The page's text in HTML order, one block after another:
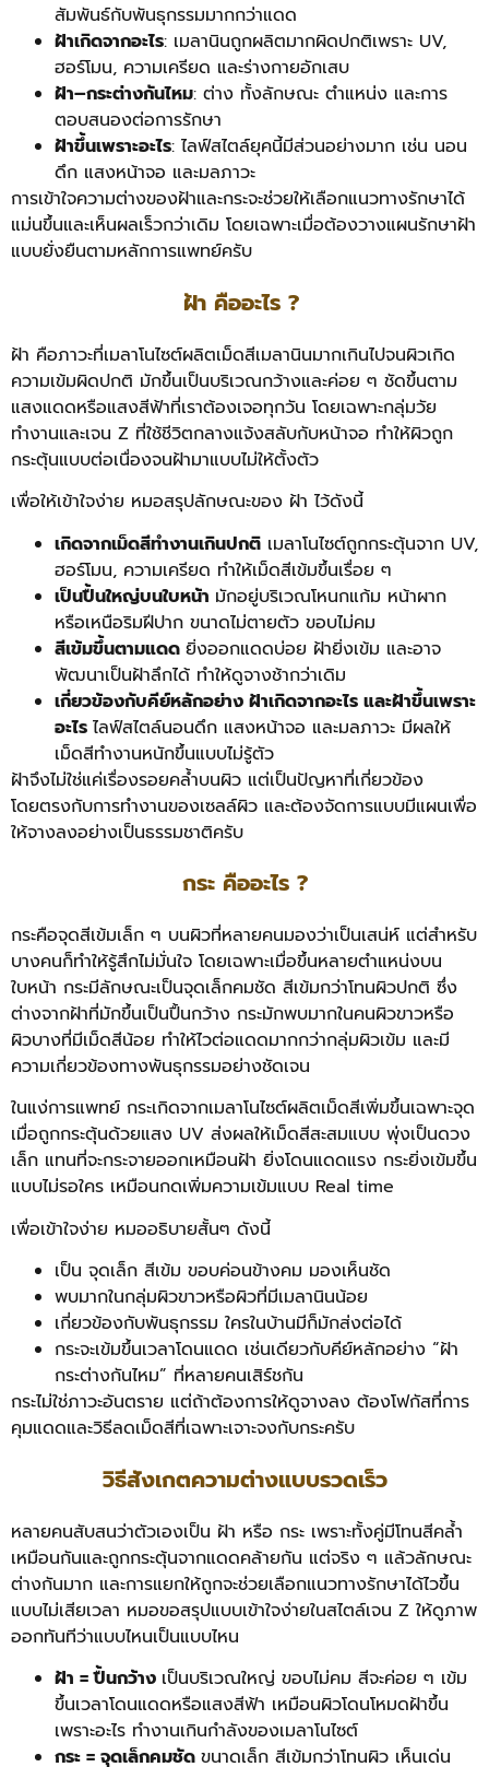
สัมพันธ์กับพันธุกรรมมากกว่าแดด
ฝ้าเกิดจากอะไร: เมลานินถูกผลิตมากผิดปกติเพราะ UV,
ฮอร์โมน, ความเครียด และร่างกายอักเสบ
ฝ้า–กระต่างกันไหม: ต่าง ทั้งลักษณะ ตำแหน่ง และการ
ตอบสนองต่อการรักษา
ฝ้าขึ้นเพราะอะไร: ไลฟ์สไตล์ยุคนี้มีส่วนอย่างมาก เช่น นอน
ดึก แสงหน้าจอ และมลภาวะ
การเข้าใจความต่างของฝ้าและกระจะช่วยให้เลือกแนวทางรักษาได้
แม่นขึ้นและเห็นผลเร็วกว่าเดิม โดยเฉพาะเมื่อต้องวางแผนรักษาฝ้า
แบบยั่งยืนตามหลักการแพทย์ครับ
ฝ้า คืออะไร ?
ฝ้า คือภาวะที่เมลาโนไซต์ผลิตเม็ดสีเมลานินมากเกินไปจนผิวเกิด
ความเข้มผิดปกติ มักขึ้นเป็นบริเวณกว้างและค่อย ๆ ชัดขึ้นตาม
แสงแดดหรือแสงสีฟ้าที่เราต้องเจอทุกวัน โดยเฉพาะกลุ่มวัย
ทำงานและเจน Z ที่ใช้ชีวิตกลางแจ้งสลับกับหน้าจอ ทำให้ผิวถูก
กระตุ้นแบบต่อเนื่องจนฝ้ามาแบบไม่ให้ตั้งตัว
เพื่อให้เข้าใจง่าย หมอสรุปลักษณะของ ฝ้า ไว้ดังนี้
เกิดจากเม็ดสีทำงานเกินปกติ เมลาโนไซต์ถูกกระตุ้นจาก UV,
ฮอร์โมน, ความเครียด ทำให้เม็ดสีเข้มขึ้นเรื่อย ๆ
เป็นปื้นใหญ่บนใบหน้า มักอยู่บริเวณโหนกแก้ม หน้าผาก
หรือเหนือริมฝีปาก ขนาดไม่ตายตัว ขอบไม่คม
สีเข้มขึ้นตามแดด ยิ่งออกแดดบ่อย ฝ้ายิ่งเข้ม และอาจ
พัฒนาเป็นฝ้าลึกได้ ทำให้ดูจางช้ากว่าเดิม
เกี่ยวข้องกับคีย์หลักอย่าง ฝ้าเกิดจากอะไร และฝ้าขึ้นเพราะ
อะไร ไลฟ์สไตล์นอนดึก แสงหน้าจอ และมลภาวะ มีผลให้
เม็ดสีทำงานหนักขึ้นแบบไม่รู้ตัว
ฝ้าจึงไม่ใช่แค่เรื่องรอยคล้ำบนผิว แต่เป็นปัญหาที่เกี่ยวข้อง
โดยตรงกับการทำงานของเซลล์ผิว และต้องจัดการแบบมีแผนเพื่อ
ให้จางลงอย่างเป็นธรรมชาติครับ
กระ คืออะไร ?
กระคือจุดสีเข้มเล็ก ๆ บนผิวที่หลายคนมองว่าเป็นเสน่ห์ แต่สำหรับ
บางคนก็ทำให้รู้สึกไม่มั่นใจ โดยเฉพาะเมื่อขึ้นหลายตำแหน่งบน
ใบหน้า กระมีลักษณะเป็นจุดเล็กคมชัด สีเข้มกว่าโทนผิวปกติ ซึ่ง
ต่างจากฝ้าที่มักขึ้นเป็นปื้นกว้าง กระมักพบมากในคนผิวขาวหรือ
ผิวบางที่มีเม็ดสีน้อย ทำให้ไวต่อแดดมากกว่ากลุ่มผิวเข้ม และมี
ความเกี่ยวข้องทางพันธุกรรมอย่างชัดเจน
ในแง่การแพทย์ กระเกิดจากเมลาโนไซต์ผลิตเม็ดสีเพิ่มขึ้นเฉพาะจุด
เมื่อถูกกระตุ้นด้วยแสง UV ส่งผลให้เม็ดสีสะสมแบบ พุ่งเป็นดวง
เล็ก แทนที่จะกระจายออกเหมือนฝ้า ยิ่งโดนแดดแรง กระยิ่งเข้มขึ้น
แบบไม่รอใคร เหมือนกดเพิ่มความเข้มแบบ Real time
เพื่อเข้าใจง่าย หมออธิบายสั้นๆ ดังนี้
เป็น จุดเล็ก สีเข้ม ขอบค่อนข้างคม มองเห็นชัด
พบมากในกลุ่มผิวขาวหรือผิวที่มีเมลานินน้อย
เกี่ยวข้องกับพันธุกรรม ใครในบ้านมีก็มักส่งต่อได้
กระจะเข้มขึ้นเวลาโดนแดด เช่นเดียวกับคีย์หลักอย่าง “ฝ้า
กระต่างกันไหม” ที่หลายคนเสิร์ชกัน
กระไม่ใช่ภาวะอันตราย แต่ถ้าต้องการให้ดูจางลง ต้องโฟกัสที่การ
คุมแดดและวิธีลดเม็ดสีที่เฉพาะเจาะจงกับกระครับ
วิธีสังเกตความต่างแบบรวดเร็ว
หลายคนสับสนว่าตัวเองเป็น ฝ้า หรือ กระ เพราะทั้งคู่มีโทนสีคล้ำ
เหมือนกันและถูกกระตุ้นจากแดดคล้ายกัน แต่จริง ๆ แล้วลักษณะ
ต่างกันมาก และการแยกให้ถูกจะช่วยเลือกแนวทางรักษาได้ไวขึ้น
แบบไม่เสียเวลา หมอขอสรุปแบบเข้าใจง่ายในสไตล์เจน Z ให้ดูภาพ
ออกทันทีว่าแบบไหนเป็นแบบไหน
ฝ้า = ปื้นกว้าง เป็นบริเวณใหญ่ ขอบไม่คม สีจะค่อย ๆ เข้ม
ขึ้นเวลาโดนแดดหรือแสงสีฟ้า เหมือนผิวโดนโหมดฝ้าขึ้น
เพราะอะไร ทำงานเกินกำลังของเมลาโนไซต์
กระ = จุดเล็กคมชัด ขนาดเล็ก สีเข้มกว่าโทนผิว เห็นเด่น